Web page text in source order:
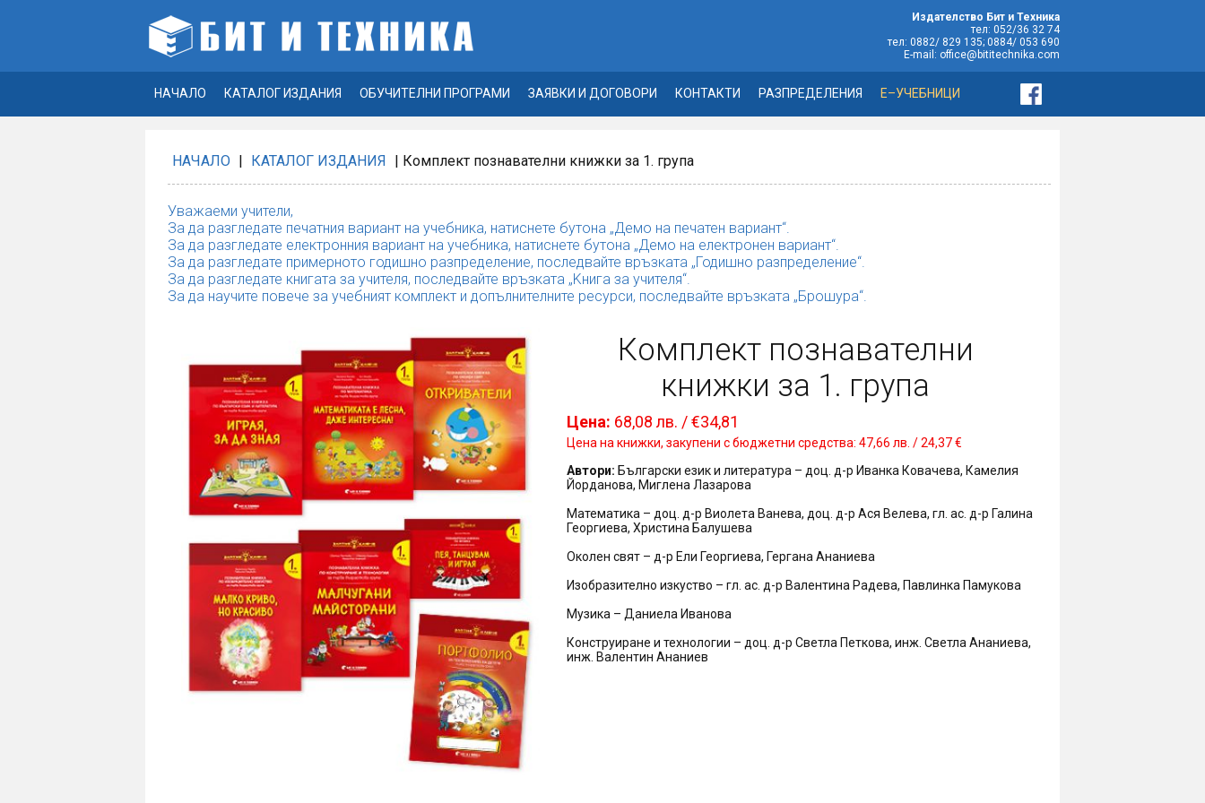
Издателство Бит и Техника
тел: 052/36 32 74
тел: 0882/ 829 135; 0884/ 053 690
E-mail: office@bititechnika.com
НАЧАЛО КАТАЛОГ ИЗДАНИЯ ОБУЧИТЕЛНИ ПРОГРАМИ ЗАЯВКИ И ДОГОВОРИ КОНТАКТИ РАЗПРЕДЕЛЕНИЯ Е–УЧЕБНИЦИ
НАЧАЛО | КАТАЛОГ ИЗДАНИЯ | Комплект познавателни книжки за 1. група
Уважаеми учители,
За да разгледате печатния вариант на учебника, натиснете бутона „Демо на печатен вариант“.
За да разгледате електронния вариант на учебника, натиснете бутона „Демо на електронен вариант“.
За да разгледате примерното годишно разпределение, последвайте връзката „Годишно разпределение“.
За да разгледате книгата за учителя, последвайте връзката „Kнига за учителя“.
За да научите повече за учебният комплект и допълнителните ресурси, последвайте връзката „Брошура“.
Комплект познавателни
книжки за 1. група
Цена: 68,08 лв. / €34,81
Цена на книжки, закупени с бюджетни средства: 47,66 лв. / 24,37 €
Автори: Български език и литература – доц. д-р Иванка Ковачева, Камелия
Йорданова, Миглена Лазарова
Математика – доц. д-р Виолета Ванева, доц. д-р Ася Велева, гл. ас. д-р Галина
Георгиева, Христина Балушева
Околен свят – д-р Ели Георгиева, Гергана Ананиева
Изобразително изкуство – гл. ас. д-р Валентина Радева, Павлинка Памукова
Музика – Даниела Иванова
Конструиране и технологии – доц. д-р Светла Петкова, инж. Светла Ананиева,
инж. Валентин Ананиев